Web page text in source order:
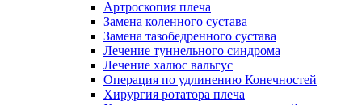
Артроскопия плеча
Замена коленного сустава
Замена тазобедренного сустава
Лечение туннельного синдрома
Лечение халюс вальгус
Операция по удлинению Конечностей
Хирургия ротатора плеча